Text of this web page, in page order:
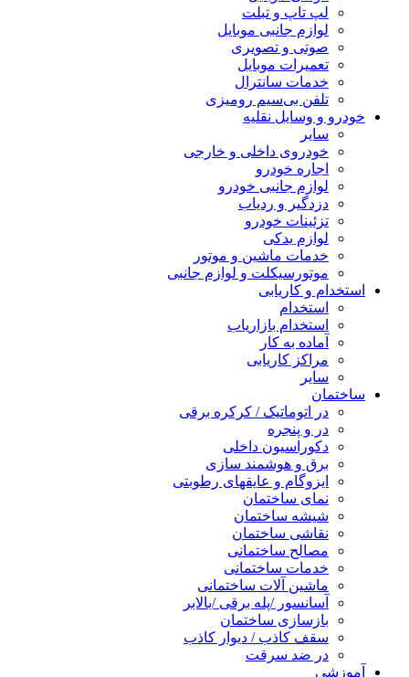
لپ تاپ و تبلت
لوازم جانبی موبایل
صوتی و تصویری
تعمیرات موبایل
خدمات سانترال
تلفن بی‌سیم رومیزی
خودرو و وسایل نقلیه
سایر
خودروی داخلی و خارجی
اجاره خودرو
لوازم جانبی خودرو
دزدگیر و ردیاب
تزئینات خودرو
لوازم یدکی
خدمات ماشین و موتور
موتورسیکلت و لوازم جانبی
استخدام و کاریابی
استخدام
استخدام بازاریاب
آماده به کار
مراکز کاریابی
سایر
ساختمان
در اتوماتیک / کرکره برقی
در و پنجره
دکوراسیون داخلی
برق و هوشمند سازی
ایزوگام و عایقهای رطوبتی
نمای ساختمان
شیشه ساختمان
نقاشی ساختمان
مصالح ساختمانی
خدمات ساختمانی
ماشین آلات ساختمانی
آسانسور /پله برقی /بالابر
بازسازی ساختمان
سقف کاذب / دیوار کاذب
در ضد سرقت
آموزشی